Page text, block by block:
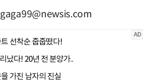
gaga99@newsis.com